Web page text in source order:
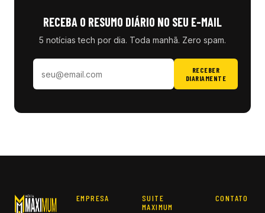
RECEBA O RESUMO DIÁRIO NO SEU E-MAIL
5 notícias tech por dia. Toda manhã. Zero spam.
RECEBER
DIARIAMENTE
EMPRESA
SUITE
MAXIMUM
CONTATO